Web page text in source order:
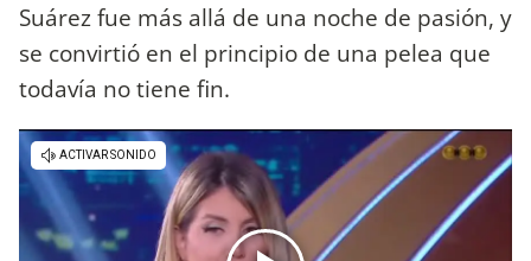
Suárez fue más allá de una noche de pasión, y
se convirtió en el principio de una pelea que
todavía no tiene fin.